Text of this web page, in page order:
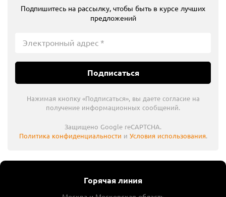
Подпишитесь на рассылку, чтобы быть в курсе лучших
предложений
Подписаться
Нажимая кнопку «Подписаться», вы даете согласие на
получение информационных сообщений.
Защищено Google reCAPTCHA.
Политика конфиденциальности и Условия использования.
Горячая линия